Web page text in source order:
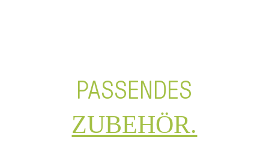
PASSENDES
ZUBEHÖR.